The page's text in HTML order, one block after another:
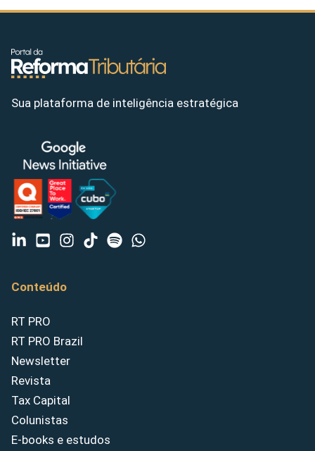
Sua plataforma de inteligência estratégica
Conteúdo
RT PRO
RT PRO Brazil
Newsletter
Revista
Tax Capital
Colunistas
E-books e estudos